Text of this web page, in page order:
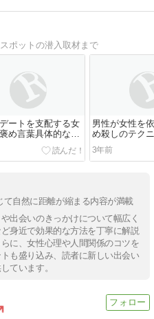
ポットの潜入取材まで
ートを支配する女
め言葉具体的なセ
男性が女性を
め殺しのテク
3年前
て自然に距離が縮まる内容が満載
出会いのきっかけについて幅広く
身近で効果的な方法を丁寧に解説
に、女性心理や人間関係のコツを
も盛り込み、読者に新しい出会い
ています。